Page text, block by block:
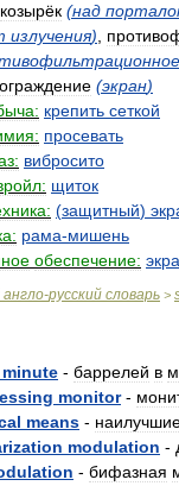
козырёк (над
излучения)
ограждение (экран)
крепить сеткой
просевать
вибросито
щиток
(защитный)
рама-мишень
обеспечение:
англо-русский словарь >
minute - баррелей в
monitor-
means -
modulation -
- бифазная